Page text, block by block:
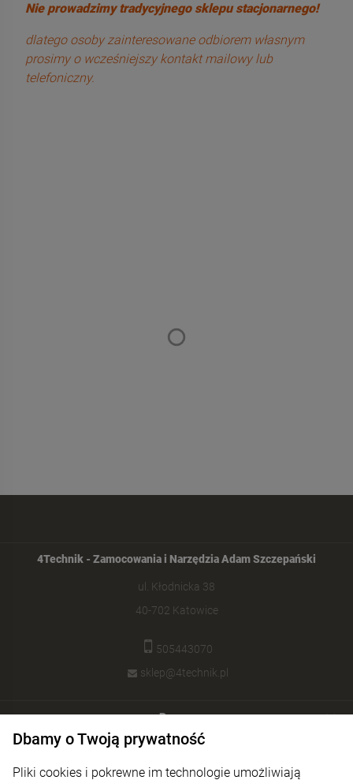
Nie prowadzimy tradycyjnego sklepu stacjonarnego!
dlatego osoby zainteresowane odbiorem własnym
prosimy o wcześniejszy kontakt mailowy lub
telefoniczny.
4Technik - Zamocowania i Narzędzia Adam Szczepański
ul. Kłodnicka 38
40-702 Katowice
505443070
sklep@4technik.pl
Pomoc
Dbamy o Twoją prywatność
Pliki cookies i pokrewne im technologie umożliwiają